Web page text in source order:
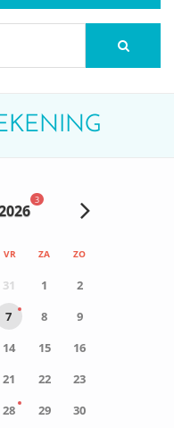
3
VR ZA ZO
31 1
2
7 8
9
14 15
16
21 22
23
28 29
30